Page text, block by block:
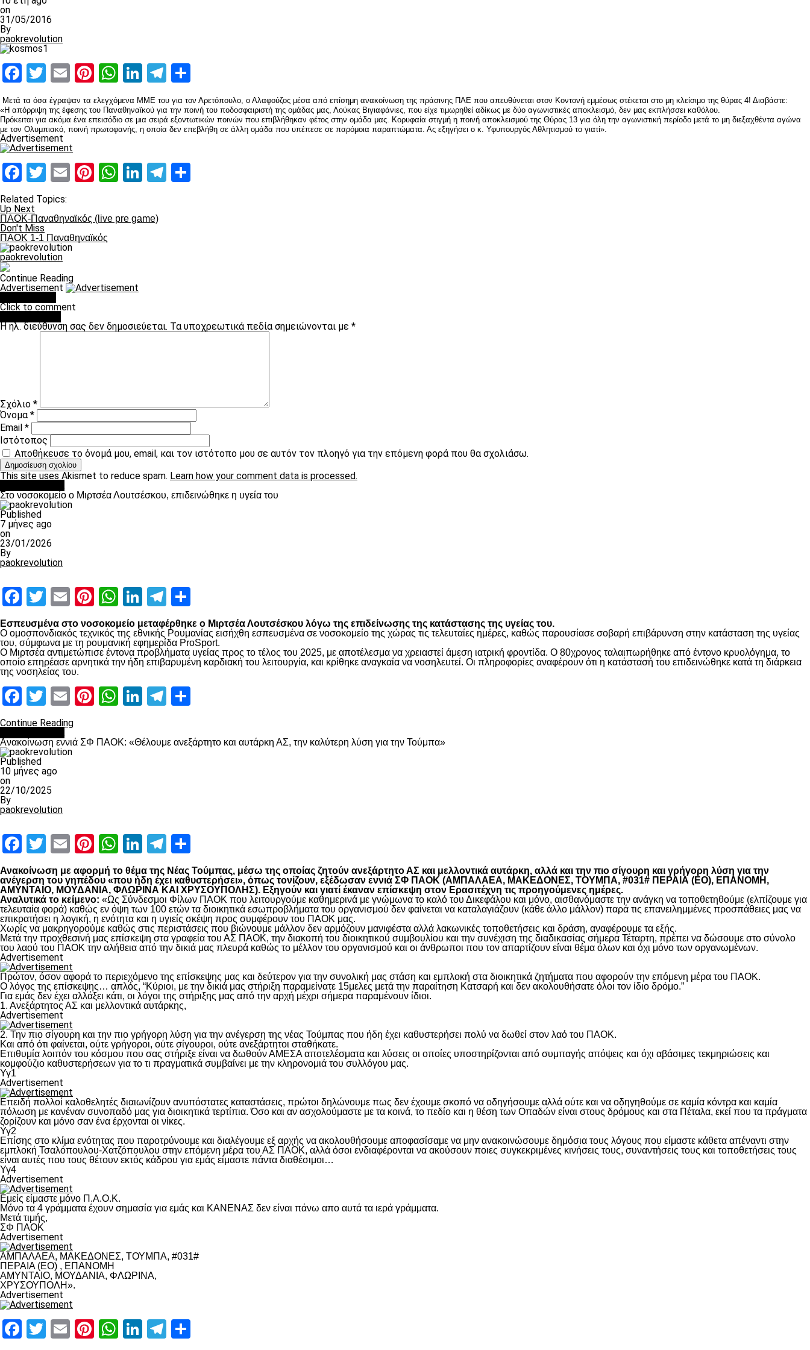
on
31/05/2016
By
paokrevolution
Facebook
Twitter
EmailPinterest
WhatsApp
LinkedIn
Telegram
Μετά τα όσα έγραψαν τα ελεγχόμενα ΜΜΕ του για τον Αρετόπουλο, ο Αλαφούζος μέσα από επίσημη ανακοίνωση της πράσινης ΠΑΕ που απευθύνεται στον Κοντονή εμμέσως στέκεται στο μη κλείσιμο της θύρας 4! Διαβάστε:
«Η απόρριψη της έφεσης του Παναθηναϊκού για την ποινή του ποδοσφαιριστή της ομάδας μας, Λούκας Βιγιαφάνιες, που είχε τιμωρηθεί αδίκως με δύο αγωνιστικές αποκλεισμό, δεν μας εκπλήσσει καθόλου.
Πρόκειται για ακόμα ένα επεισόδιο σε μια σειρά εξοντωτικών ποινών που επιβλήθηκαν φέτος στην ομάδα μας. Κορυφαία στιγμή η ποινή αποκλεισμού της Θύρας 13 για όλη την αγωνιστική περίοδο μετά το μη διεξαχθέντα αγώνα
με τον Ολυμπιακό, ποινή πρωτοφανής, η οποία δεν επεβλήθη σε άλλη ομάδα που υπέπεσε σε παρόμοια παραπτώματα. Ας εξηγήσει ο κ. Υφυπουργός Αθλητισμού το γιατί».
Advertisement
Facebook
Twitter
EmailPinterest
WhatsApp
LinkedIn
Telegram
Related Topics:
Up Next
ΠΑΟΚ-Παναθηναϊκός (live pre game)
Don't Miss
ΠΑΟΚ 1-1 Παναθηναϊκός
paokrevolution
Continue Reading
Advertisement
Click to comment
Η ηλ. διεύθυνση σας δεν δημοσιεύεται. Τα υποχρεωτικά πεδία σημειώνονται με *
Σχόλιο *
Όνομα*
Email *
Ιστότοπος
Αποθήκευσε το όνομά μου, email, και τον ιστότοπο μου σε αυτόν τον πλοηγό για την επόμενη φορά που θα σχολιάσω.
This site uses Akismet to reduce spam. Learn how your comment data is processed.
Στο νοσοκομείο ο Μιρτσέα Λουτσέσκου, επιδεινώθηκε η υγεία του
Published
7 μήνες ago
on
23/01/2026
By
paokrevolution
Facebook
Twitter
EmailPinterest
WhatsApp
LinkedIn
Telegram
Εσπευσμένα στο νοσοκομείο μεταφέρθηκε ο Μιρτσέα Λουτσέσκου λόγω της επιδείνωσης της κατάστασης της υγείας του.
Ο ομοσπονδιακός τεχνικός της εθνικής Ρουμανίας εισήχθη εσπευσμένα σε νοσοκομείο της χώρας τις τελευταίες ημέρες, καθώς παρουσίασε σοβαρή επιβάρυνση στην κατάσταση της υγείας
του, σύμφωνα με τη ρουμανική εφημερίδα ProSport.
Ο Μιρτσέα αντιμετώπισε έντονα προβλήματα υγείας προς το τέλος του 2025, με αποτέλεσμα να χρειαστεί άμεση ιατρική φροντίδα. Ο 80χρονος ταλαιπωρήθηκε από έντονο κρυολόγημα, το
οποίο επηρέασε αρνητικά την ήδη επιβαρυμένη καρδιακή του λειτουργία, και κρίθηκε αναγκαία να νοσηλευτεί. Οι πληροφορίες αναφέρουν ότι η κατάστασή του επιδεινώθηκε κατά τη διάρκεια
της νοσηλείας του.
Facebook
Twitter
EmailPinterest
WhatsApp
LinkedIn
Telegram
Continue Reading
Ανακοίνωση εννιά ΣΦ ΠΑΟΚ: «Θέλουμε ανεξάρτητο και αυτάρκη ΑΣ, την καλύτερη λύση για την Τούμπα»
Published
10 μήνες ago
on
22/10/2025
By
paokrevolution
Facebook
Twitter
EmailPinterest
WhatsApp
LinkedIn
Telegram
Ανακοίνωση με αφορμή το θέμα της Νέας Τούμπας, μέσω της οποίας ζητούν ανεξάρτητο ΑΣ και μελλοντικά αυτάρκη, αλλά και την πιο σίγουρη και γρήγορη λύση για την
ανέγερση του γηπέδου «που ήδη έχει καθυστερήσει», όπως τονίζουν, εξέδωσαν εννιά ΣΦ ΠΑΟΚ (ΑΜΠΑΛΑΕΑ, ΜΑΚΕΔΟΝΕΣ, ΤΟΥΜΠΑ, #031# ΠΕΡΑΙΑ (ΕΟ), ΕΠΑΝΟΜΗ,
ΑΜΥΝΤΑΙΟ, ΜΟΥΔΑΝΙΑ, ΦΛΩΡΙΝΑ ΚΑΙ ΧΡΥΣΟΥΠΟΛΗΣ). Εξηγούν και γιατί έκαναν επίσκεψη στον Ερασιτέχνη τις προηγούμενες ημέρες.
Αναλυτικά το κείμενο: «Ως Σύνδεσμοι Φίλων ΠΑΟΚ που λειτουργούμε καθημερινά με γνώμωνα το καλό του Δικεφάλου και μόνο, αισθανόμαστε την ανάγκη να τοποθετηθούμε (ελπίζουμε για
τελευταία φορά) καθώς εν όψη των 100 ετών τα διοικητικά εσωπροβλήματα του οργανισμού δεν φαίνεται να καταλαγιάζουν (κάθε άλλο μάλλον) παρά τις επανειλημμένες προσπάθειες μας να
επικρατήσει η λογική, η ενότητα και η υγιείς σκέψη προς συμφέρουν του ΠΑΟΚ μας.
Χωρίς να μακρηγορούμε καθώς στις περιστάσεις που βιώνουμε μάλλον δεν αρμόζουν μανιφέστα αλλά λακωνικές τοποθετήσεις και δράση, αναφέρουμε τα εξής.
Μετά την προχθεσινή μας επίσκεψη στα γραφεία του ΑΣ ΠΑΟΚ, την διακοπή του διοικητικού συμβουλίου και την συνέχιση της διαδικασίας σήμερα Τέταρτη, πρέπει να δώσουμε στο σύνολο
του λαού του ΠΑΟΚ την αλήθεια από την δικιά μας πλευρά καθώς το μέλλον του οργανισμού και οι άνθρωποι που τον απαρτίζουν είναι θέμα όλων και όχι μόνο των οργανωμένων.
Advertisement
Πρώτον, όσον αφορά το περιεχόμενο της επίσκεψης μας και δεύτερον για την συνολική μας στάση και εμπλοκή στα διοικητικά ζητήματα που αφορούν την επόμενη μέρα του ΠΑΟΚ.
Ο λόγος της επίσκεψης… απλός, “Κύριοι, με την δικιά μας στήριξη παραμείνατε 15μελες μετά την παραίτηση Κατσαρή και δεν ακολουθήσατε όλοι τον ίδιο δρόμο.”
Για εμάς δεν έχει αλλάξει κάτι, οι λόγοι της στήριξης μας από την αρχή μέχρι σήμερα παραμένουν ίδιοι.
1. Ανεξάρτητος ΑΣ και μελλοντικά αυτάρκης,
Advertisement
2. Την πιο σίγουρη και την πιο γρήγορη λύση για την ανέγερση της νέας Τούμπας που ήδη έχει καθυστερήσει πολύ να δωθεί στον λαό του ΠΑΟΚ.
Και από ότι φαίνεται, ούτε γρήγοροι, ούτε σίγουροι, ούτε ανεξάρτητοι σταθήκατε.
Επιθυμία λοιπόν του κόσμου που σας στήριξε είναι να δωθούν ΑΜΕΣΑ αποτελέσματα και λύσεις οι οποίες υποστηρίζονται από συμπαγής απόψεις και όχι αβάσιμες τεκμηριώσεις και
κομφούζιο καθυστερήσεων για το τι πραγματικά συμβαίνει με την κληρονομιά του συλλόγου μας.
Υγ1
Advertisement
Επειδή πολλοί καλοθελητές διαιωνίζουν ανυπόστατες καταστάσεις, πρώτοι δηλώνουμε πως δεν έχουμε σκοπό να οδηγήσουμε αλλά ούτε και να οδηγηθούμε σε καμία κόντρα και καμία
πόλωση με κανέναν συνοπαδό μας για διοικητικά τερτίπια. Όσο και αν ασχολούμαστε με τα κοινά, το πεδίο και η θέση των Οπαδών είναι στους δρόμους και στα Πέταλα, εκεί που τα πράγματα
ζορίζουν και μόνο σαν ένα έρχονται οι νίκες.
Υγ2
Επίσης στο κλίμα ενότητας που παροτρύνουμε και διαλέγουμε εξ αρχής να ακολουθήσουμε αποφασίσαμε να μην ανακοινώσουμε δημόσια τους λόγους που είμαστε κάθετα απέναντι στην
εμπλοκή Τσαλόπουλου-Χατζόπουλου στην επόμενη μέρα του ΑΣ ΠΑΟΚ, αλλά όσοι ενδιαφέρονται να ακούσουν ποιες συγκεκριμένες κινήσεις τους, συναντήσεις τους και τοποθετήσεις τους
είναι αυτές που τους θέτουν εκτός κάδρου για εμάς είμαστε πάντα διαθέσιμοι…
Υγ4
Advertisement
Εμείς είμαστε μόνο Π.Α.Ο.Κ.
Μόνο τα 4 γράμματα έχουν σημασία για εμάς και ΚΑΝΕΝΑΣ δεν είναι πάνω απο αυτά τα ιερά γράμματα.
Μετά τιμής,
ΣΦ ΠΑΟΚ
Advertisement
ΑΜΠΑΛΑΕΑ, ΜΑΚΕΔΟΝΕΣ, ΤΟΥΜΠΑ, #031#
ΠΕΡΑΙΑ (ΕΟ) , ΕΠΑΝΟΜΗ
ΑΜΥΝΤΑΙΟ, ΜΟΥΔΑΝΙΑ, ΦΛΩΡΙΝΑ,
ΧΡΥΣΟΥΠΟΛΗ».
Advertisement
Facebook
Twitter
EmailPinterest
WhatsApp
LinkedIn
Telegram